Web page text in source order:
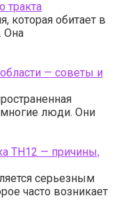
тракта
которая обитает в
Она
— советы и
многие люди. Они
TH12 — причины,
серьезным
часто возникает